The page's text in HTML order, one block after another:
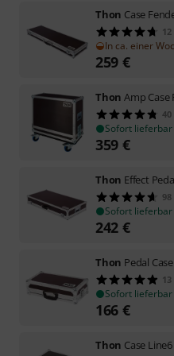
Thon Case
12
In ca. einer
259 €
Thon Amp Case
40
Sofort lieferbar
359 €
Thon Effect
98
Sofort lieferbar
242 €
Thon Pedal
13
Sofort lieferbar
166 €
Thon Case